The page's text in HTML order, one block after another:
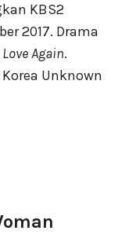
KBS2
2017. Drama
Again.
Unknown